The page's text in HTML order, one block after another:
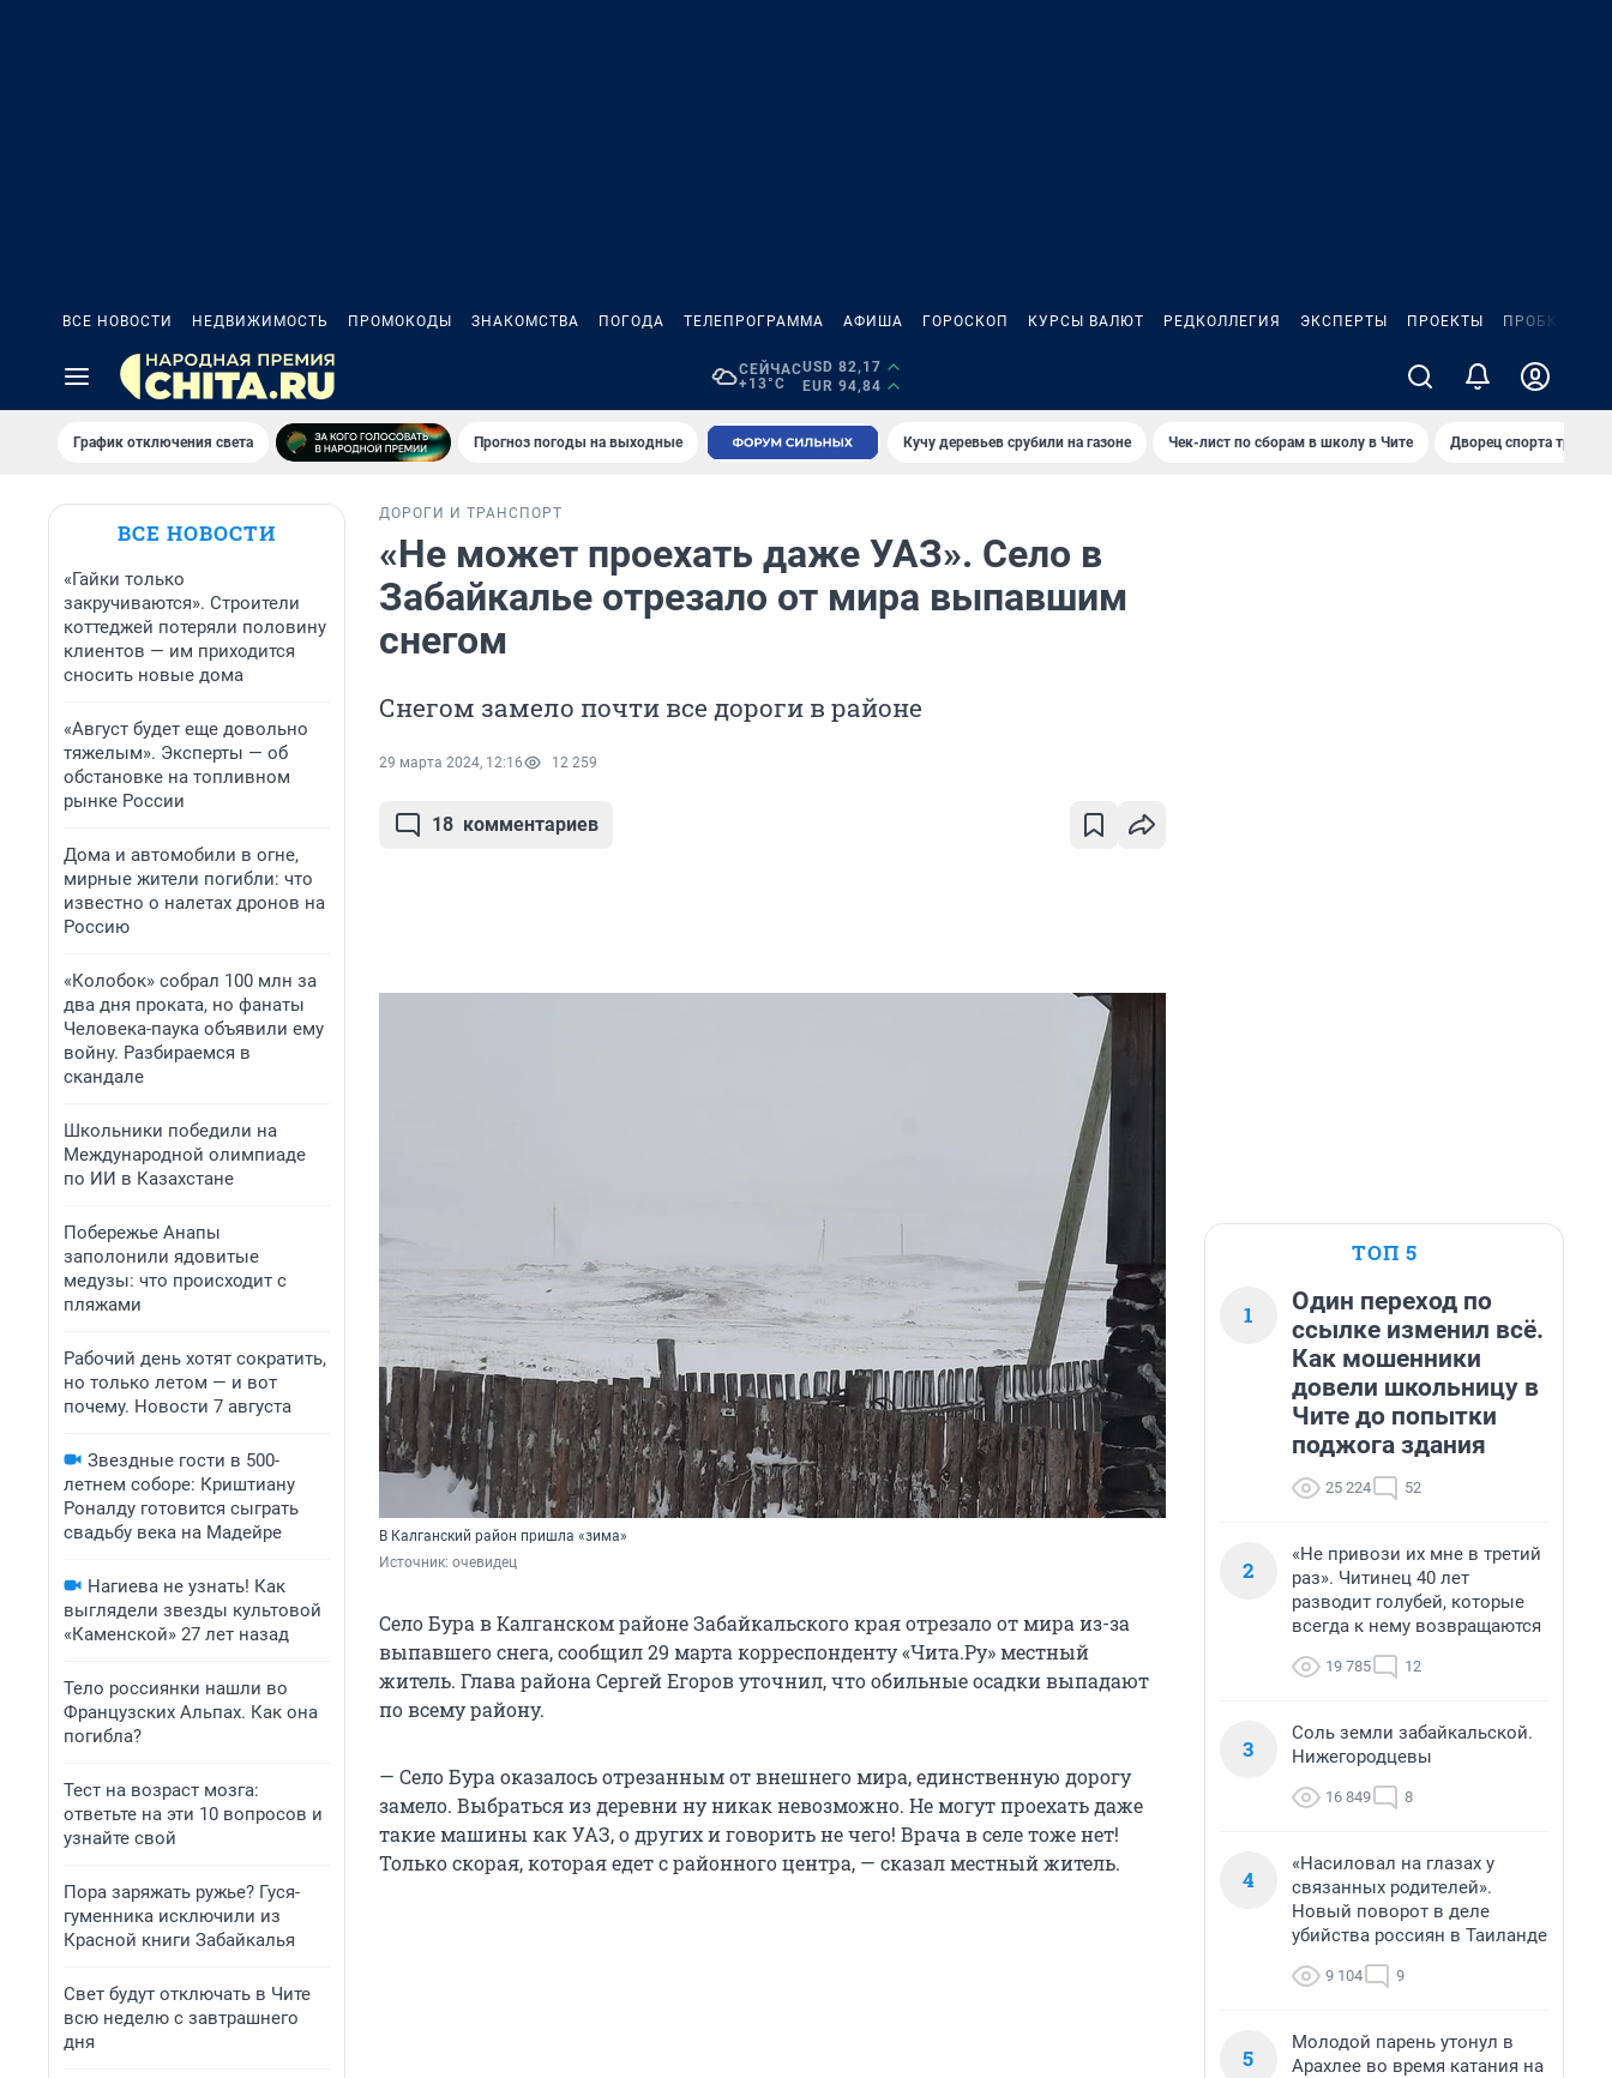
ВСЕ НОВОСТИ НЕДВИЖИМОСТЬ ПРОМОКОДЫ ЗНАКОМСТВА ПОГОДА ТЕЛЕПРОГРАММА АФИША ГОРОСКОП КУРСЫ ВАЛЮТ РЕДКОЛЛЕГИЯ ЭКСПЕРТЫ ПРОЕКТЫ ПРОБКИ
СЕЙЧАС
+13°C
USD 82,17
EUR 94,84
График отключения света Прогноз погоды на выходные Кучу деревьев срубили на газоне Чек-лист по сборам в школу в Чите Дворец спорта
ВСЕ НОВОСТИ
«Гайки только
закручиваются». Строители
коттеджей потеряли половину
клиентов — им приходится
сносить новые дома
«Август будет еще довольно
тяжелым». Эксперты — об
обстановке на топливном
рынке России
Дома и автомобили в огне,
мирные жители погибли: что
известно о налетах дронов на
Россию
«Колобок» собрал 100 млн за
два дня проката, но фанаты
Человека-паука объявили ему
войну. Разбираемся в
скандале
Школьники победили на
Международной олимпиаде
по ИИ в Казахстане
Побережье Анапы
заполонили ядовитые
медузы: что происходит с
пляжами
Рабочий день хотят сократить,
но только летом — и вот
почему. Новости 7 августа
Звездные гости в 500-
летнем соборе: Криштиану
Роналду готовится сыграть
свадьбу века на Мадейре
Нагиева не узнать! Как
выглядели звезды культовой
«Каменской» 27 лет назад
Тело россиянки нашли во
Французских Альпах. Как она
погибла?
Тест на возраст мозга:
ответьте на эти 10 вопросов и
узнайте свой
Пора заряжать ружье? Гуся-
гуменника исключили из
Красной книги Забайкалья
Свет будут отключать в Чите
всю неделю с завтрашнего
дня
ДОРОГИ И ТРАНСПОРТ
«Не может проехать даже УАЗ». Село в
Забайкалье отрезало от мира выпавшим
снегом
Снегом замело почти все дороги в районе
29 марта 2024, 12:16 12 259
18 комментариев
В Калганский район пришла «зима»
Источник: очевидец
Село Бура в Калганском районе Забайкальского края отрезало от мира из-за
выпавшего снега, сообщил 29 марта корреспонденту «Чита.Ру» местный
житель. Глава района Сергей Егоров уточнил, что обильные осадки выпадают
по всему району.
— Село Бура оказалось отрезанным от внешнего мира, единственную дорогу
замело. Выбраться из деревни ну никак невозможно. Не могут проехать даже
такие машины как УАЗ, о других и говорить не чего! Врача в селе тоже нет!
Только скорая, которая едет с районного центра, — сказал местный житель.
ТОП 5
1
Один переход по
ссылке изменил всё.
Как мошенники
довели школьницу в
Чите до попытки
поджога здания
25 224 52
2
«Не привози их мне в третий
раз». Читинец 40 лет
разводит голубей, которые
всегда к нему возвращаются
19 785 12
3
Соль земли забайкальской.
Нижегородцевы
16 849 8
4
«Насиловал на глазах у
связанных родителей».
Новый поворот в деле
убийства россиян в Таиланде
9 104 9
5
Молодой парень утонул в
Арахлее во время катания на